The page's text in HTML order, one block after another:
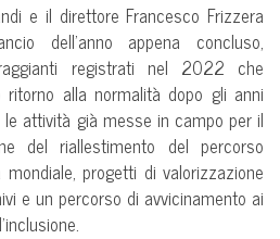
e il direttore Francesco Frizzera
dell’anno appena concluso,
registrati nel 2022 che
alla normalità dopo gli anni
le attività già messe in campo per il
del riallestimento del percorso
progetti di valorizzazione
e un percorso di avvicinamento ai